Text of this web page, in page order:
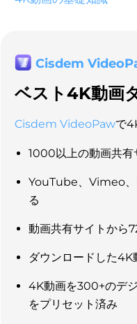
Cisdem
ベスト4K動画
Cisdem VideoPawで
1000以上の動画共有
YouTube、Vimeo、
る
動画共有サイトから
ダウンロードした
4K動画を300+のデ
をプリセット済み